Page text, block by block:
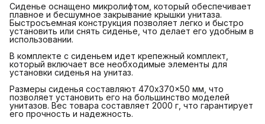
Сиденье оснащено микролифтом, который обеспечивает
плавное и бесшумное закрывание крышки унитаза.
Быстросъемная конструкция позволяет легко и быстро
установить или снять сиденье, что делает его удобным в
использовании.
В комплекте с сиденьем идет крепежный комплект,
который включает все необходимые элементы для
установки сиденья на унитаз.
Размеры сиденья составляют 470x370x50 мм, что
позволяет установить его на большинство моделей
унитазов. Вес товара составляет 2000 г, что гарантирует
его прочность и надежность.